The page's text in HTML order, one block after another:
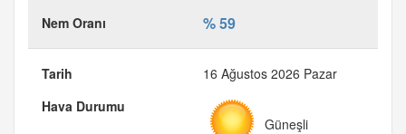
% 59
16 Ağustos 2026 Pazar
Güneşli